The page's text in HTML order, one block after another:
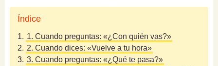
Índice
1. 1. Cuando preguntas: «¿Con quién vas?»
2. 2. Cuando dices: «Vuelve a tu hora»
3. 3. Cuando preguntas: «¿Qué te pasa?»